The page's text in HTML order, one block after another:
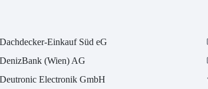
Dachdecker-Einkauf Süd eG
DenizBank (Wien) AG
Deutronic Electronik GmbH